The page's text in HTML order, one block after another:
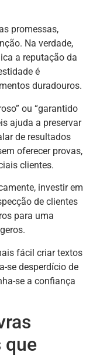
promessas,
Na verdade,
a reputação da
é
duradouros.
ou “garantido
ajuda a preservar
de resultados
oferecer provas,
clientes.
investir em
de clientes
para uma
fácil criar textos
se desperdício de
se a confiança
que